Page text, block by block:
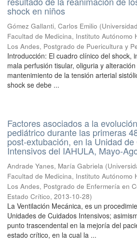
shock en niños
Gómez Gallanti, Carlos Emilio (
Facultad de Medicina, Instituto Autónomo
Los Andes, Postgrado de Puericultura y
Introducción: El cuadro clínico del shock,
mala perfusión tisular, oliguria y
mantenimiento de la tensión arterial
shock se debe ...
Factores asociados a la
pediátrico durante las primeras
post-extubación, en la Unidad
Intensivos del IAHULA, Mayo-
Andrade Yanes, María Gabriela (
Facultad de Medicina, Instituto Autónomo
Los Andes, Postgrado de Enfermería en
Estado Crítico, 2013-10-28)
La Ventilación Mecánica, es un
Unidades de Cuidados Intensivos;
punto trascendental en la mejoría del
estado crítico, en la cual la ...